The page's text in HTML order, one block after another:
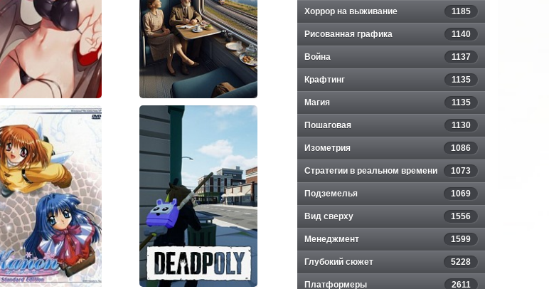
Grimm
Russian
Train Trip
Хоррор на выживание 1185
Рисованная графика 1140
Война 1137
Крафтинг 1135
Магия 1135
Пошаговая 1130
Изометрия 1086
Стратегии в реальном времени 1073
Подземелья 1069
Вид сверху 1556
Менеджмент 1599
Глубокий сюжет 5228
Платформеры 2611